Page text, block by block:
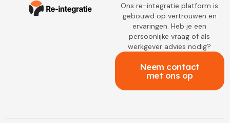
Ons re-integratie platform is
gebouwd op vertrouwen en
ervaringen. Heb je een
persoonlijke vraag of als
werkgever advies nodig?
Neem contact
met ons op